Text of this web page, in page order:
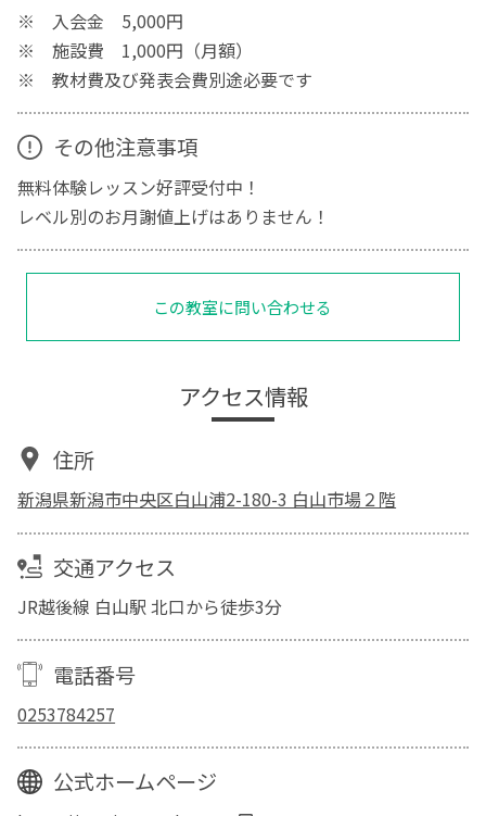
※ 入会金 5,000円
※ 施設費 1,000円（月額）
※ 教材費及び発表会費別途必要です
その他注意事項
無料体験レッスン好評受付中！
レベル別のお月謝値上げはありません！
この教室に問い合わせる
アクセス情報
住所
新潟県新潟市中央区白山浦2-180-3 白山市場２階
交通アクセス
JR越後線 白山駅 北口から徒歩3分
電話番号
0253784257
公式ホームページ